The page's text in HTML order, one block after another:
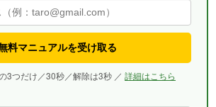
料マニュアルを受け取る
3つだけ／30秒／解除は3秒 ／ 詳細はこちら